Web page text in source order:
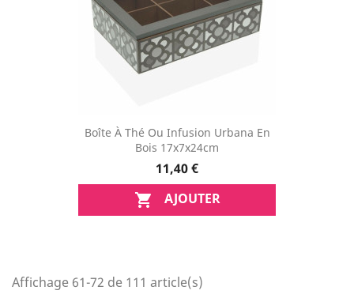
Boîte À Thé Ou Infusion Urbana En
Bois 17x7x24cm
11,40 €
 AJOUTER
Affichage 61-72 de 111 article(s)